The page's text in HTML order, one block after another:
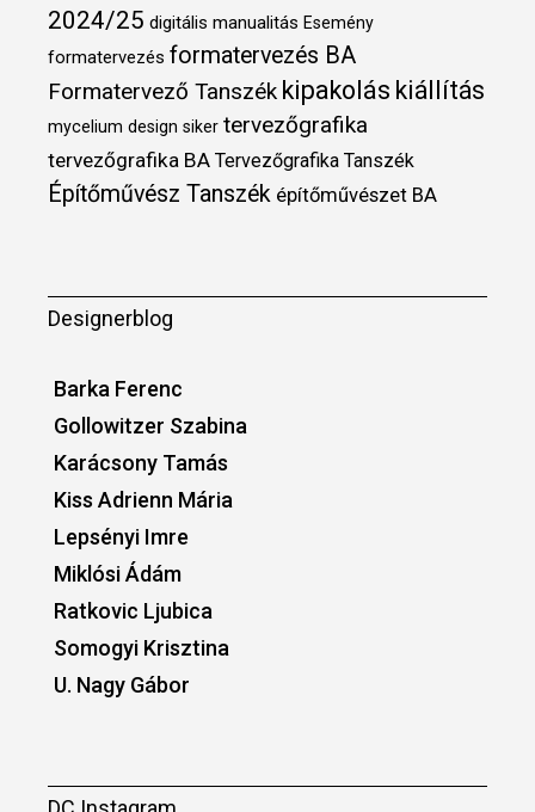
2024/25 digitális manualitás Esemény
formatervezés formatervezés BA
Formatervező Tanszék kipakolás kiállítás
mycelium design siker tervezőgrafika
tervezőgrafika BA Tervezőgrafika Tanszék
Építőművész Tanszék építőművészet BA
Designerblog
Barka Ferenc
Gollowitzer Szabina
Karácsony Tamás
Kiss Adrienn Mária
Lepsényi Imre
Miklósi Ádám
Ratkovic Ljubica
Somogyi Krisztina
U. Nagy Gábor